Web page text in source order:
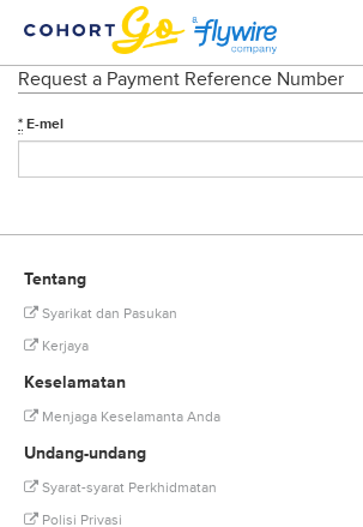
Request a Payment Reference Number
* E-mel
Tentang
Syarikat dan Pasukan
Kerjaya
Keselamatan
Menjaga Keselamanta Anda
Undang-undang
Syarat-syarat Perkhidmatan
Polisi Privasi